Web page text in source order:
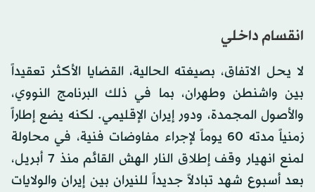
انقسام داخلي
لا يحل الاتفاق، بصيغته الحالية، القضايا الأكثر تعقيداً
بين واشنطن وطهران، بما في ذلك البرنامج النووي،
والأصول المجمدة، ودور إيران الإقليمي. لكنه يضع إطاراً
زمنياً مدته 60 يوماً لإجراء مفاوضات فنية، في محاولة
لمنع انهيار وقف إطلاق النار الهش القائم منذ 7 أبريل،
بعد أسبوع شهد تبادلاً جديداً للنيران بين إيران والولايات